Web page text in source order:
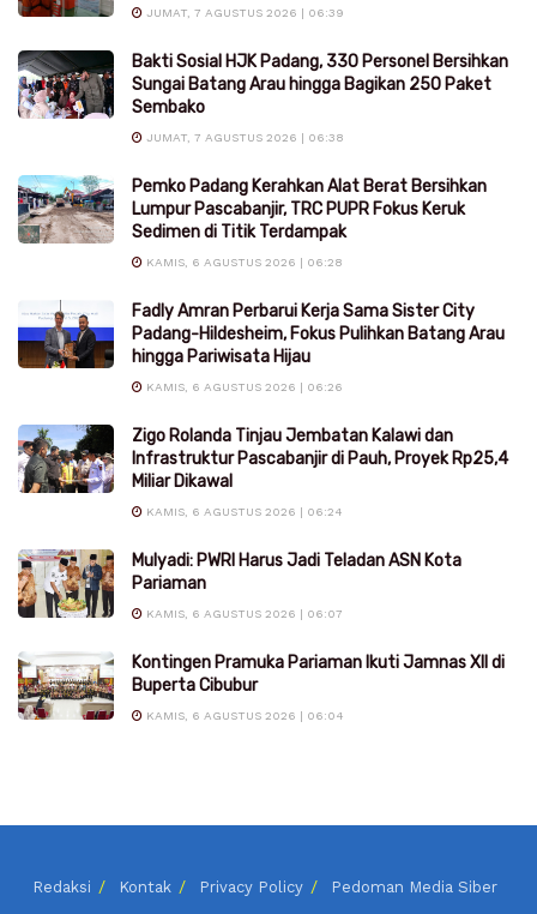
JUMAT, 7 AGUSTUS 2026 | 06:39
Bakti Sosial HJK Padang, 330 Personel Bersihkan
Sungai Batang Arau hingga Bagikan 250 Paket
Sembako
JUMAT, 7 AGUSTUS 2026 | 06:38
Pemko Padang Kerahkan Alat Berat Bersihkan
Lumpur Pascabanjir, TRC PUPR Fokus Keruk
Sedimen di Titik Terdampak
KAMIS, 6 AGUSTUS 2026 | 06:28
Fadly Amran Perbarui Kerja Sama Sister City
Padang-Hildesheim, Fokus Pulihkan Batang Arau
hingga Pariwisata Hijau
KAMIS, 6 AGUSTUS 2026 | 06:26
Zigo Rolanda Tinjau Jembatan Kalawi dan
Infrastruktur Pascabanjir di Pauh, Proyek Rp25,4
Miliar Dikawal
KAMIS, 6 AGUSTUS 2026 | 06:24
Mulyadi: PWRI Harus Jadi Teladan ASN Kota
Pariaman
KAMIS, 6 AGUSTUS 2026 | 06:07
Kontingen Pramuka Pariaman Ikuti Jamnas XII di
Buperta Cibubur
KAMIS, 6 AGUSTUS 2026 | 06:04
Redaksi Kontak Privacy Policy Pedoman Media Siber